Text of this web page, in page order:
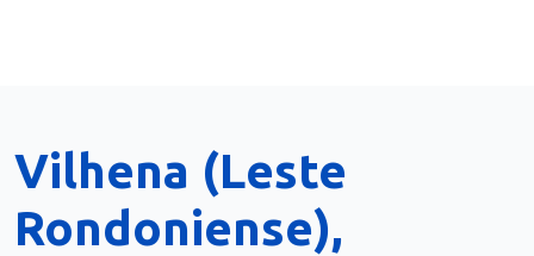
Vilhena (Leste
Rondoniense),